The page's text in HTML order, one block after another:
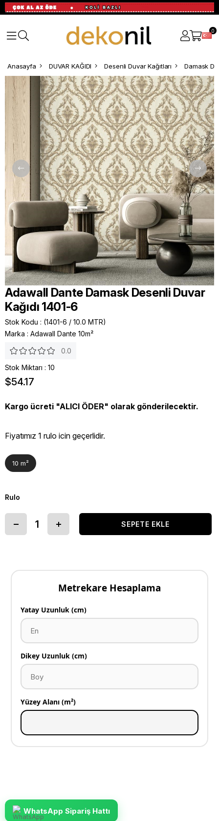
0
Anasayfa DUVAR KAĞIDI Desenli Duvar Kağıtları Damask
Adawall Dante Damask Desenli Duvar
Kağıdı 1401-6
Stok Kodu
(1401-6 / 10.0 MTR)
Marka : Adawall Dante 10m²
0.0
Stok Miktarı : 10
$54.17
Kargo ücreti "ALICI ÖDER" olarak gönderilecektir.
Fiyatımız 1 rulo icin geçerlidir.
10 m²
Rulo
Metrekare Hesaplama
Yatay Uzunluk (cm)
Dikey Uzunluk (cm)
Yüzey Alanı (m²)
WhatsApp Sipariş Hattı